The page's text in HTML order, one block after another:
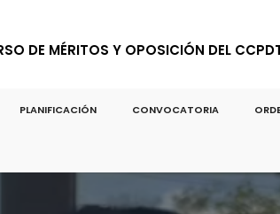
DE MÉRITOS Y OPOSICIÓN DEL
PLANIFICACIÓN CONVOCATORIA